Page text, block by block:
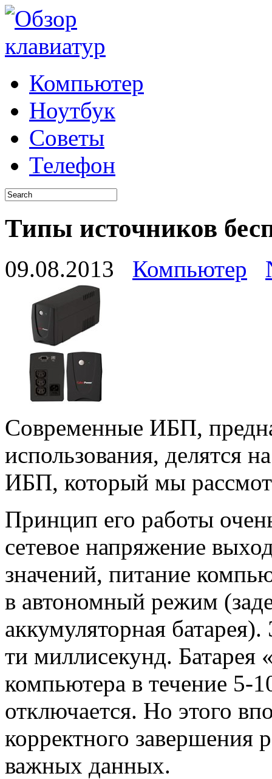
Компьютер
Ноутбук
Советы
Телефон
Типы источников
09.08.2013 Компьютер
Современные ИБП,
использования, делятся
ИБП, который мы
Принцип его работы
сетевое напряжение
значений, питание
в автономный режим
аккумуляторная
ти миллисекунд. Батарея
компьютера в течение 5-
отключается. Но этого
корректного завершения
важных данных.